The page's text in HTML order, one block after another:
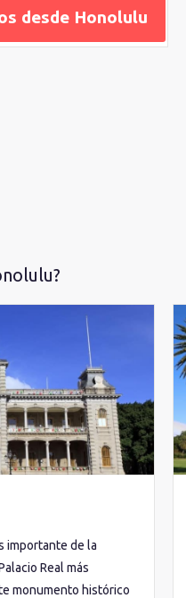
la historia de
Pearl
desde Honolulu
importante de la
Real más
monumento histórico